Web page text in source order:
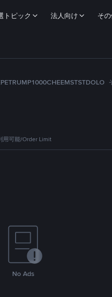
トピック 法人向け そ
TRUMP1000CHEEMSTSTDOLO
用可能/Order Limit
No Ads